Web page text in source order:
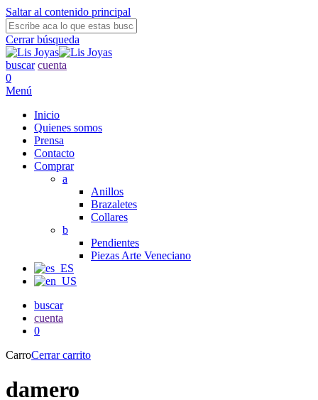
Saltar al contenido principal
Cerrar búsqueda
buscar cuenta
0
Menú
Inicio
Quienes somos
Prensa
Contacto
Comprar
a
Anillos
Brazaletes
Collares
b
Pendientes
Piezas Arte Veneciano
buscar
cuenta
0
CarroCerrar carrito
damero